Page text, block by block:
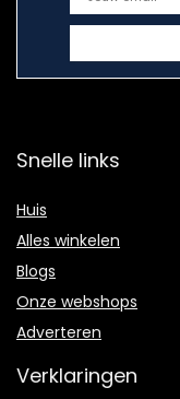
Snelle links
Huis
Alles winkelen
Blogs
Onze webshops
Adverteren
Verklaringen